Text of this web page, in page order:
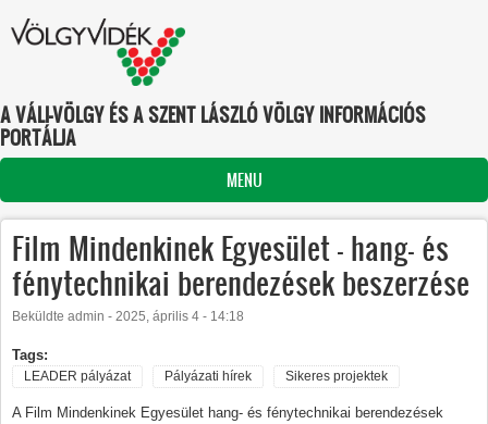
Ugrás a tartalomra
A VÁLI-VÖLGY ÉS A SZENT LÁSZLÓ VÖLGY INFORMÁCIÓS
PORTÁLJA
MENU
Film Mindenkinek Egyesület - hang- és
fénytechnikai berendezések beszerzése
Beküldte admin - 2025, április 4 - 14:18
Tags:
LEADER pályázat Pályázati hírek Sikeres projektek
A Film Mindenkinek Egyesület hang- és fénytechnikai berendezések